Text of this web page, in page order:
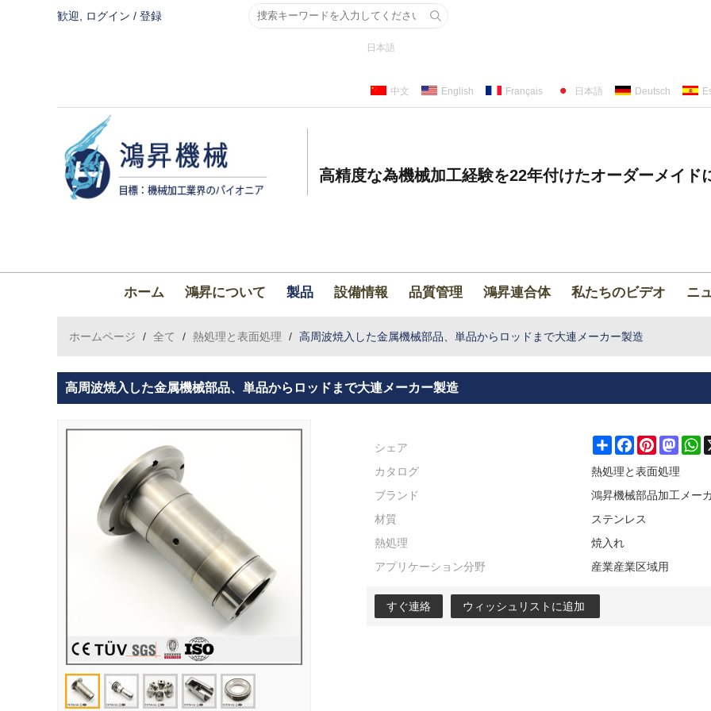
歓迎, ログイン / 登録
日本語
中文 English Français 日本語 Deutsch
高精度な為機械加工経験を22年付けたオーダーメイド
ホーム 鴻昇について 製品 設備情報 品質管理 鴻昇連合体 私たちのビデオ ニ
ホームページ / 全て / 熱処理と表面処理 / 高周波焼入した金属機械部品、単品からロッドまで大連メーカー製造
高周波焼入した金属機械部品、単品からロッドまで大連メーカー製造
シェア ShareFacebookPinterest
カタログ
熱処理と表面処理
ブランド
鴻昇機械部品加工メー
材質
ステンレス
熱処理
焼入れ
アプリケーション分野
産業産業区域用
すぐ連絡 ウィッシュリストに追加